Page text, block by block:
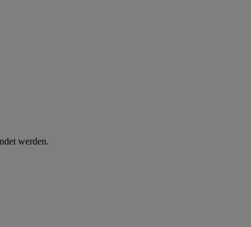
werden.